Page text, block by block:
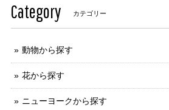
Category カテゴリー
動物から探す
花から探す
ニューヨークから探す